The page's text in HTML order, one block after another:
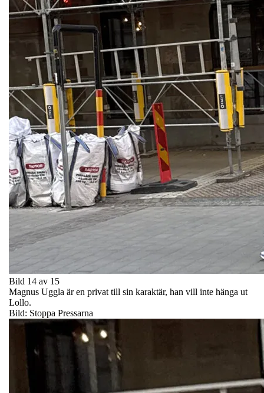
Bild 14 av 15
Magnus Uggla är en privat till sin karaktär, han vill inte hänga ut
Lollo.
Bild: Stoppa Pressarna